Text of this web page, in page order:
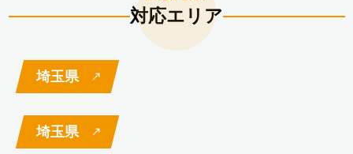
対応エリア
埼玉県
埼玉県